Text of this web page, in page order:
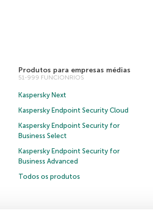
Produtos para empresas médias
51-999 FUNCIONRIOS
Kaspersky Next
Kaspersky Endpoint Security Cloud
Kaspersky Endpoint Security for
Business Select
Kaspersky Endpoint Security for
Business Advanced
Todos os produtos